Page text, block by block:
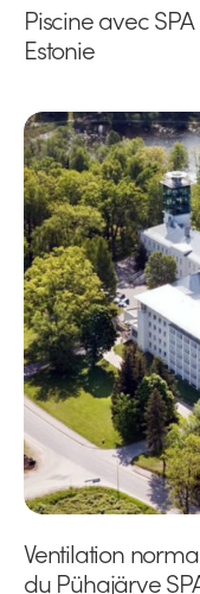
Piscine avec
Estonie
Ventilation
du Pühajärve